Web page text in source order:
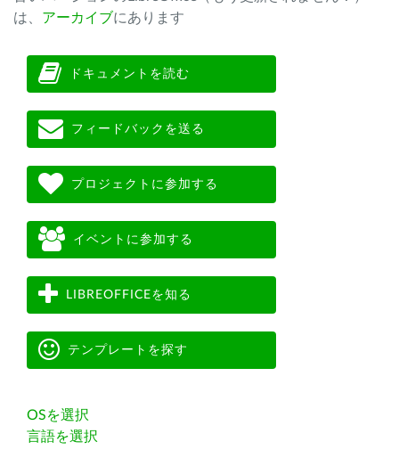
は、 アーカイブにあります
ドキュメントを読む
フィードバックを送る
プロジェクトに参加する
イベントに参加する
LIBREOFFICEを知る
テンプレートを探す
OSを選択
言語を選択